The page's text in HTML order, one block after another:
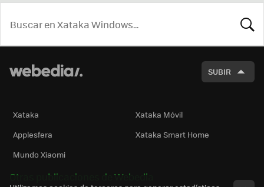
SUBIR
Xataka
Xataka Móvil
Applesfera
Xataka Smart Home
Mundo Xiaomi
Otras publicaciones de Webedia